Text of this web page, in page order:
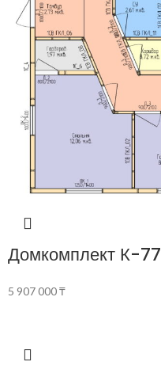
Домкомплект К-77
5 907 000₸